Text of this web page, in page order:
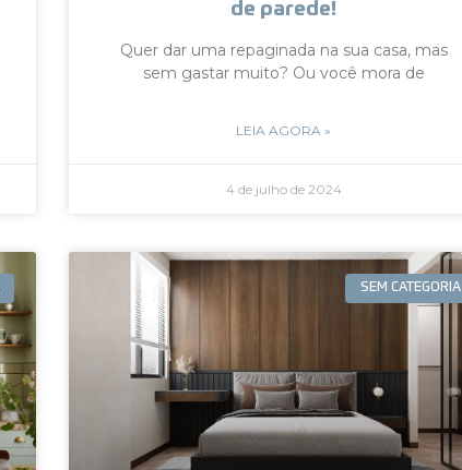
de parede!
Quer dar uma repaginada na sua casa, mas
sem gastar muito? Ou você mora de
LEIA AGORA »
4 de julho de 2024
SEM CATEGORIA